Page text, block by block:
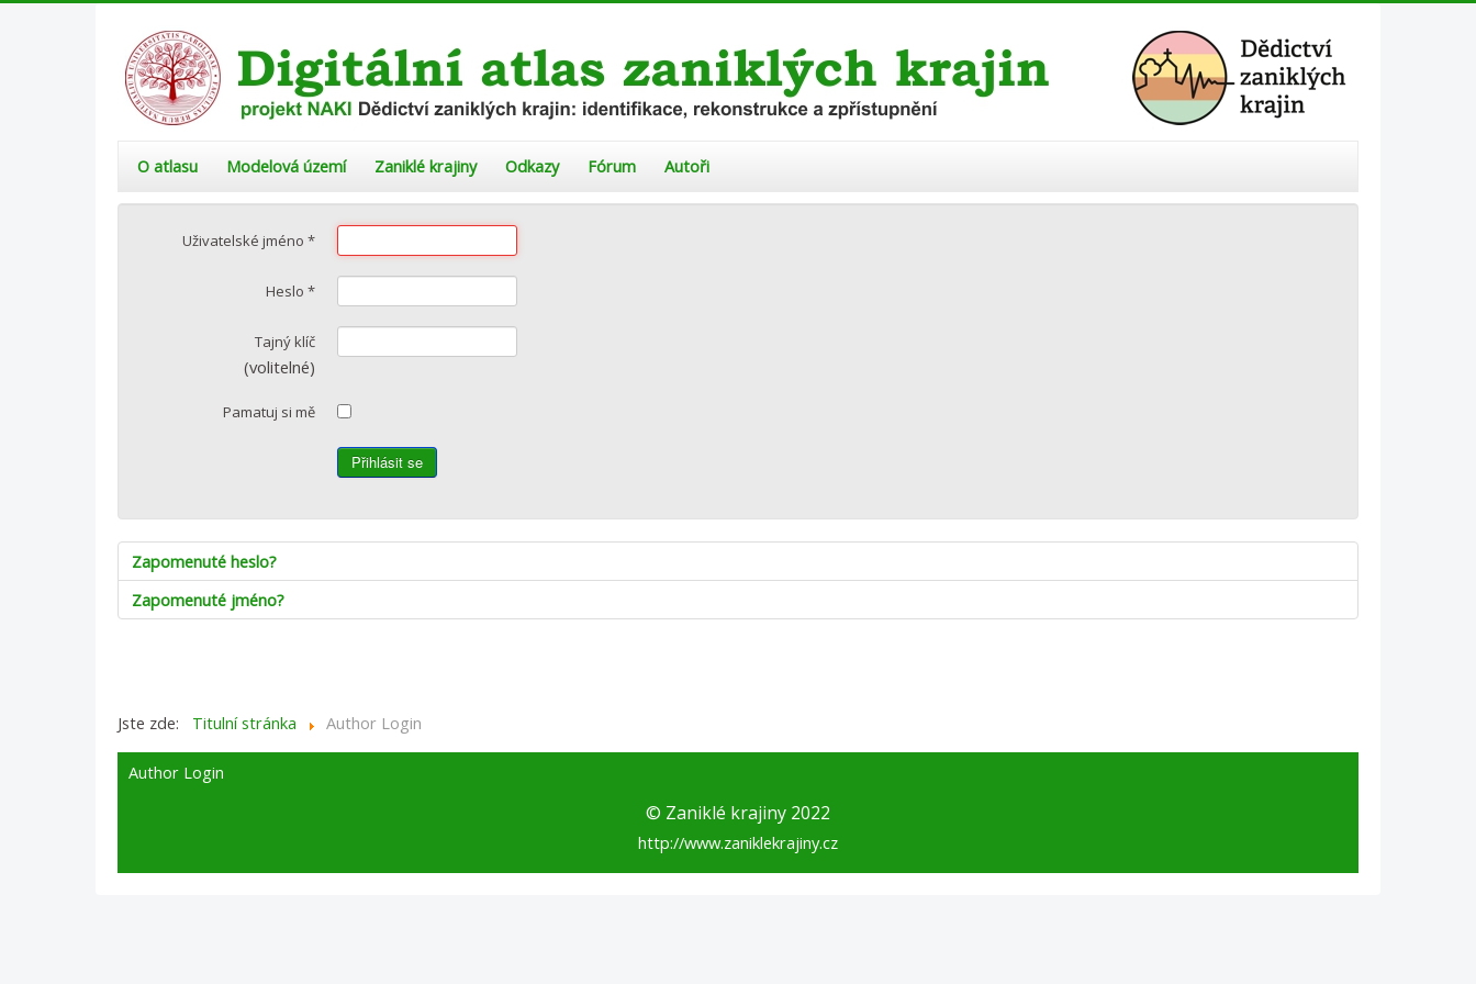
O atlasu Modelová území Zaniklé krajiny Odkazy Fórum Autoři
Uživatelské jméno *
Heslo *
Tajný klíč
(volitelné)
Pamatuj si mě
Přihlásit se
Zapomenuté heslo?
Zapomenuté jméno?
Jste zde: Titulní stránka Author Login
Author Login
© Zaniklé krajiny 2022
http://www.zaniklekrajiny.cz